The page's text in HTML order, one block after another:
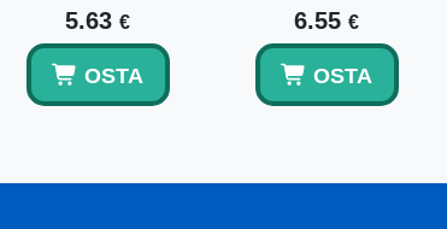
5.63 €
OSTA
6.55 €
OSTA